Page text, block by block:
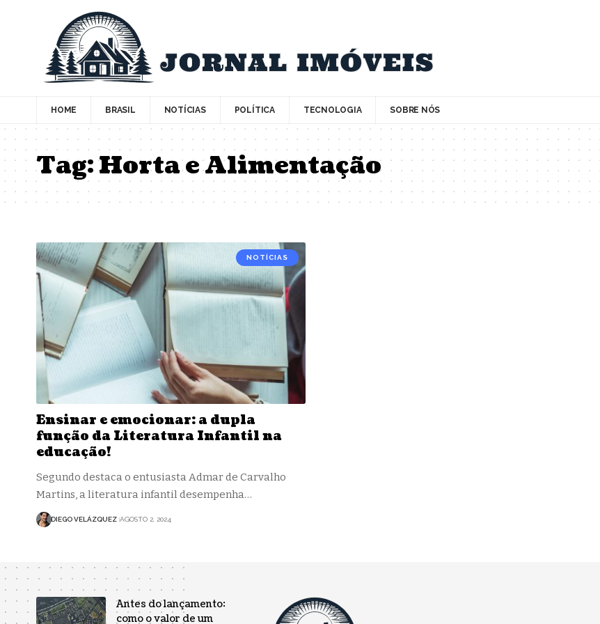
HOME BRASIL NOTÍCIAS POLÍTICA TECNOLOGIA SOBRE NÓS
Tag:Horta e Alimentação
NOTÍCIAS
Ensinar e emocionar: a dupla
função da Literatura Infantil na
educação!
Segundo destaca o entusiasta Admar de Carvalho
Martins, a literatura infantil desempenha…
DIEGO VELÁZQUEZ AGOSTO 2, 2024
Antes do lançamento:
como o valor de um